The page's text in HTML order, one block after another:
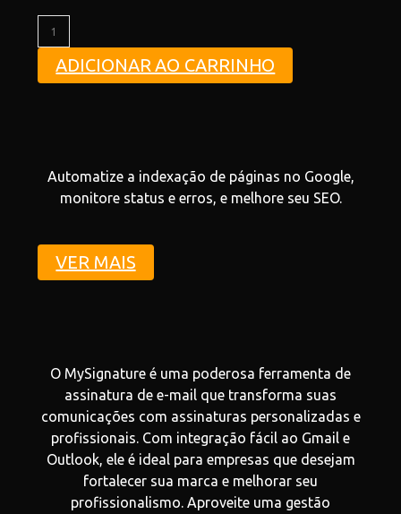
ADICIONAR AO CARRINHO
Automatize a indexação de páginas no Google,
monitore status e erros, e melhore seu SEO.
VER MAIS
O MySignature é uma poderosa ferramenta de
assinatura de e-mail que transforma suas
comunicações com assinaturas personalizadas e
profissionais. Com integração fácil ao Gmail e
Outlook, ele é ideal para empresas que desejam
fortalecer sua marca e melhorar seu
profissionalismo. Aproveite uma gestão